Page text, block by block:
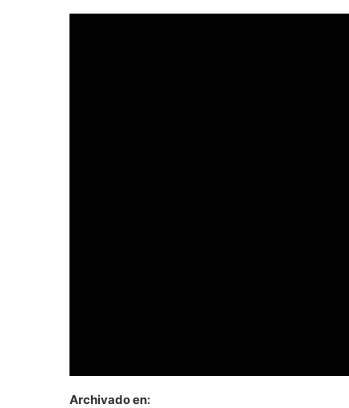
Archivado en: